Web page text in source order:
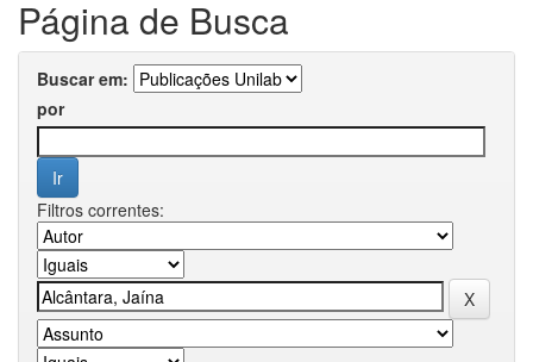
Página de Busca
Buscar em:
por
Filtros correntes: